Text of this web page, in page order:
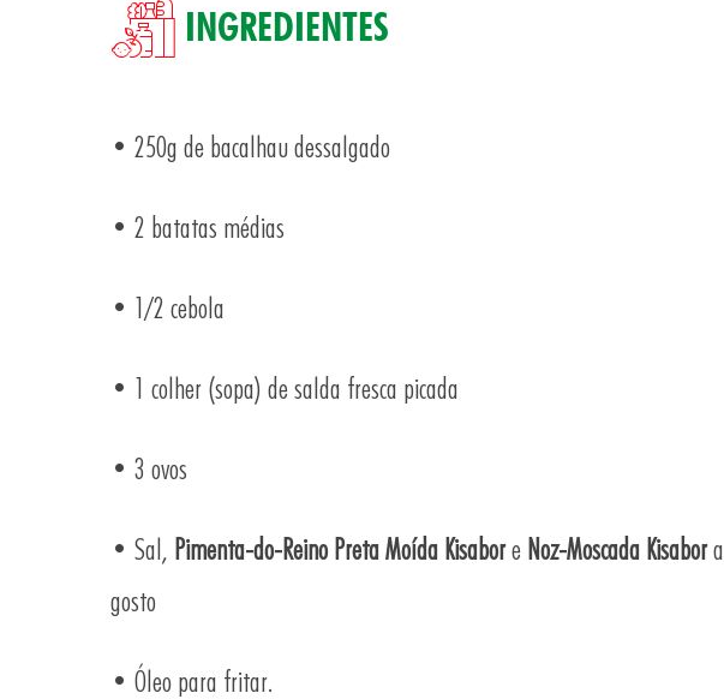
INGREDIENTES
• 250g de bacalhau dessalgado
• 2 batatas médias
• 1/2 cebola
• 1 colher (sopa) de salda fresca picada
• 3 ovos
• Sal, Pimenta-do-Reino Preta Moída Kisabore Noz-Moscada Kisabora
gosto
• Óleo para fritar.